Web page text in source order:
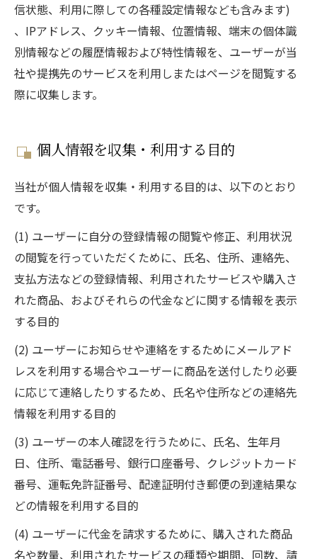
信状態、利用に際しての各種設定情報なども含みます)
、IPアドレス、クッキー情報、位置情報、端末の個体識
別情報などの履歴情報および特性情報を、ユーザーが当
社や提携先のサービスを利用しまたはページを閲覧する
際に収集します。
個人情報を収集・利用する目的
当社が個人情報を収集・利用する目的は、以下のとおり
です。
(1) ユーザーに自分の登録情報の閲覧や修正、利用状況
の閲覧を行っていただくために、氏名、住所、連絡先、
支払方法などの登録情報、利用されたサービスや購入さ
れた商品、およびそれらの代金などに関する情報を表示
する目的
(2) ユーザーにお知らせや連絡をするためにメールアド
レスを利用する場合やユーザーに商品を送付したり必要
に応じて連絡したりするため、氏名や住所などの連絡先
情報を利用する目的
(3) ユーザーの本人確認を行うために、氏名、生年月
日、住所、電話番号、銀行口座番号、クレジットカード
番号、運転免許証番号、配達証明付き郵便の到達結果な
どの情報を利用する目的
(4) ユーザーに代金を請求するために、購入された商品
名や数量、利用されたサービスの種類や期間、回数、請